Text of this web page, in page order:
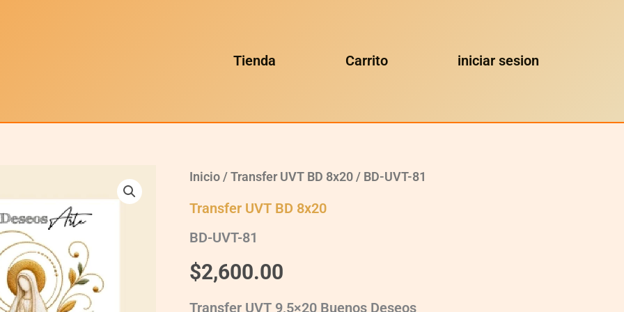
Tienda Carrito iniciar sesion
Inicio/Transfer UVT BD 8x20/ BD-UVT-81
Transfer UVT BD 8x20
BD-UVT-81
$2,600.00
Transfer UVT 9,5×20 Buenos Deseos
BD-
quantity